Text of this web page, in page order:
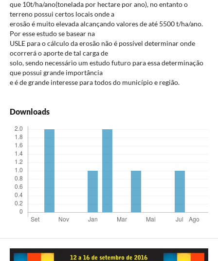
que 10t/ha/ano(tonelada por hectare por ano), no entanto o
terreno possui certos locais onde a
erosão é muito elevada alcançando valores de até 5500 t/ha/ano.
Por esse estudo se basear na
USLE para o cálculo da erosão não é possível determinar onde
ocorrerá o aporte de tal carga de
solo, sendo necessário um estudo futuro para essa determinação
que possui grande importância
e é de grande interesse para todos do município e região.
Downloads